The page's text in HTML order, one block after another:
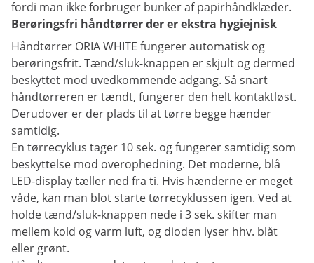
fordi man ikke forbruger bunker af papirhåndklæder.
Berøringsfri håndtørrer der er ekstra hygiejnisk
Håndtørrer ORIA WHITE fungerer automatisk og
berøringsfrit. Tænd/sluk-knappen er skjult og dermed
beskyttet mod uvedkommende adgang. Så snart
håndtørreren er tændt, fungerer den helt kontaktløst.
Derudover er der plads til at tørre begge hænder
samtidig.
En tørrecyklus tager 10 sek. og fungerer samtidig som
beskyttelse mod overophedning. Det moderne, blå
LED-display tæller ned fra ti. Hvis hænderne er meget
våde, kan man blot starte tørrecyklussen igen. Ved at
holde tænd/sluk-knappen nede i 3 sek. skifter man
mellem kold og varm luft, og dioden lyser hhv. blåt
eller grønt.